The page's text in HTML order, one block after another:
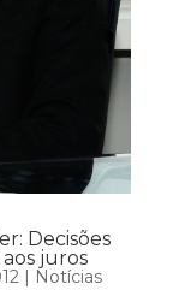
Decisões
juros
| Notícias